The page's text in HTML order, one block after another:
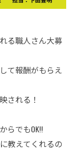
る職人さん大募
て報酬がもらえ
される！
らでもOK!!
教えてくれるの